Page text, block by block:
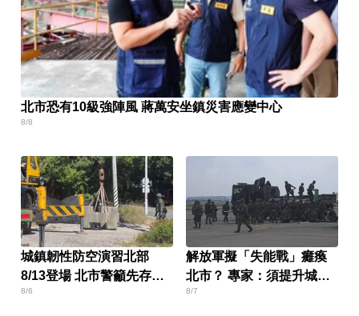
北市恐有10級強陣風 蔣萬安坐鎮災害應變中心
8/8
城鎮韌性防空演習北部
8/13登場 北市警籲先存避
難點
8/6
解放軍擬「失能戰」癱瘓
北市？ 專家：須提升城鎮
韌性
8/7